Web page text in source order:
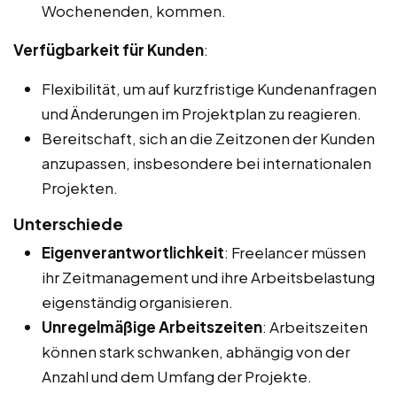
Wochenenden, kommen.
Verfügbarkeit für Kunden:
Flexibilität, um auf kurzfristige Kundenanfragen
und Änderungen im Projektplan zu reagieren.
Bereitschaft, sich an die Zeitzonen der Kunden
anzupassen, insbesondere bei internationalen
Projekten.
Unterschiede
Eigenverantwortlichkeit: Freelancer müssen
ihr Zeitmanagement und ihre Arbeitsbelastung
eigenständig organisieren.
Unregelmäßige Arbeitszeiten: Arbeitszeiten
können stark schwanken, abhängig von der
Anzahl und dem Umfang der Projekte.